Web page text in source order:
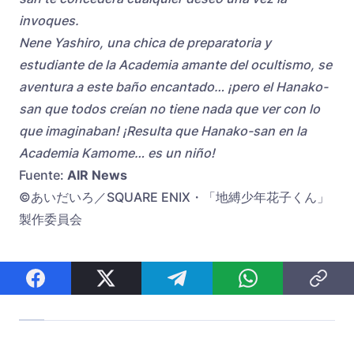
invoques.
Nene Yashiro, una chica de preparatoria y
estudiante de la Academia amante del ocultismo, se
aventura a este baño encantado… ¡pero el Hanako-
san que todos creían no tiene nada que ver con lo
que imaginaban! ¡Resulta que Hanako-san en la
Academia Kamome… es un niño!
Fuente: AIR News
©あいだいろ／SQUARE ENIX・「地縛少年花子くん」
製作委員会